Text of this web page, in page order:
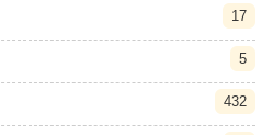
17
5
432